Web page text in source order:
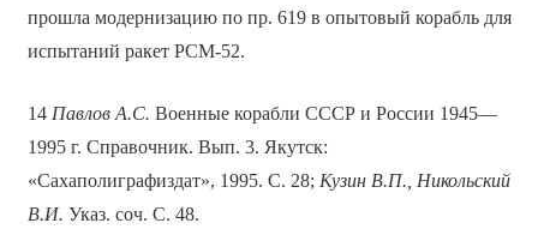
прошла модернизацию по пр. 619 в опытовый корабль для
испытаний ракет РСМ-52.
14 Павлов А.С. Военные корабли СССР и России 1945—
1995 г. Справочник. Вып. 3. Якутск:
«Сахаполиграфиздат», 1995. С. 28; Кузин В.П., Никольский
В.И. Указ. соч. С. 48.